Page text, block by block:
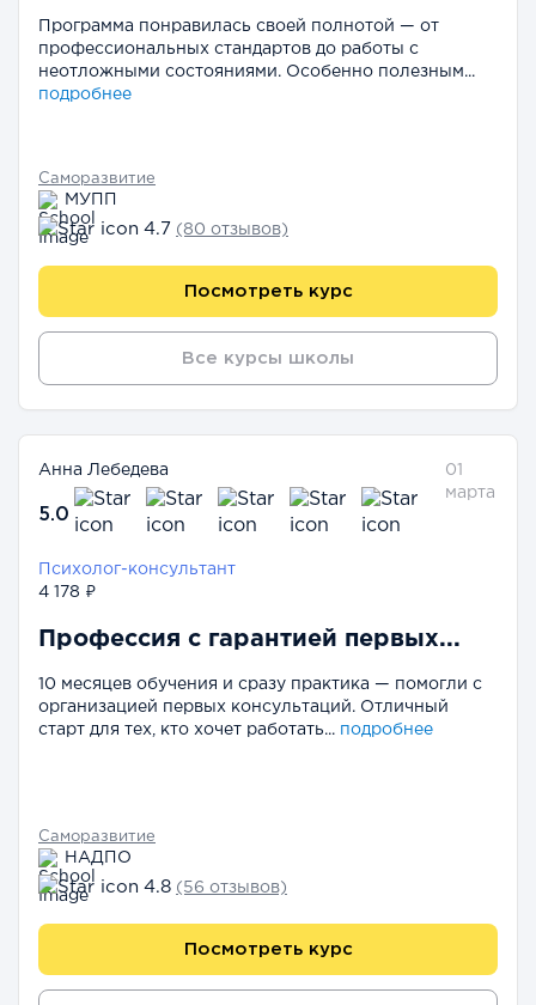
Программа понравилась своей полнотой — от
профессиональных стандартов до работы с
неотложными состояниями. Особенно полезным...
подробнее
Саморазвитие
МУПП
4.7 (80 отзывов)
Посмотреть курс
Все курсы школы
Анна Лебедева
5.0
01
марта
Психолог-консультант
4 178 ₽
Профессия с гарантией первых...
10 месяцев обучения и сразу практика — помогли с
организацией первых консультаций. Отличный
старт для тех, кто хочет работать... подробнее
Саморазвитие
НАДПО
4.8 (56 отзывов)
Посмотреть курс